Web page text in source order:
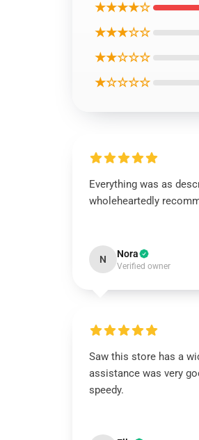
★★★★☆
★★★☆☆
★★☆☆☆
★☆☆☆☆
Everything was as
wholeheartedly
N Nora
Verified owner
Saw this store has a
assistance was very
speedy.